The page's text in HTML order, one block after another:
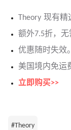
Theory 现有
额外7.5折，无
优惠随时失效。
美国境内免运
立即购买>>
#Theory